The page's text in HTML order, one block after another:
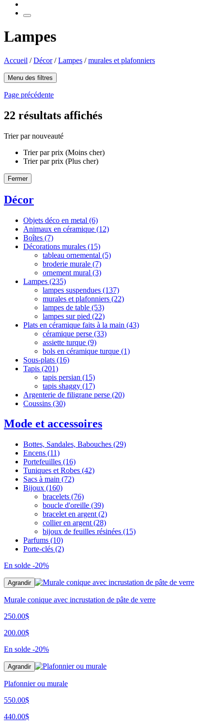
Lampes
Accueil /Décor/Lampes /murales et plafonniers
Menu des filtres
Page précédente
22 résultats affichés
Trier par nouveauté
Trier par prix (Moins cher)
Trier par prix (Plus cher)
Fermer
Décor
Objets déco en metal (6)
Animaux en céramique (12)
Boîtes (7)
Décorations murales (15)
tableau ornemental (5)
broderie murale (7)
ornement mural (3)
Lampes (235)
lampes suspendues (137)
murales et plafonniers (22)
lampes de table (53)
lampes sur pied (22)
Plats en céramique faits à la main (43)
céramique perse (33)
assiette turque (9)
‌‌bols en céramique turque (1)
Sous-plats (16)
Tapis (201)
tapis persian (15)
tapis shaggy (17)
Argenterie de filigrane perse (20)
Coussins (30)
Mode et accessoires
Bottes, Sandales, Babouches (29)
Encens (11)
Portefeuilles (16)
Tuniques et Robes (42)
Sacs à main (72)
Bijoux (160)
bracelets (76)
boucle d'oreille (39)
bracelet en argent (2)
collier en argent (28)
bijoux de feuilles résinées (15)
Parfums (10)
Porte-clés (2)
En solde -20%
Agrandir
Murale conique avec incrustation de pâte de verre
250.00$
200.00$
En solde -20%
Agrandir
Plafonnier ou murale
550.00$
440.00$